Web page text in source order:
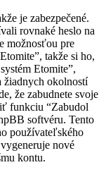
je zabezpečené.
rovnaké heslo na
možnosťou pre
takže si ho,
Etomite”,
žiadnych okolností
že zabudnete svoje
funkciu “Zabudol
softvéru. Tento
používateľského
nové
kontu.